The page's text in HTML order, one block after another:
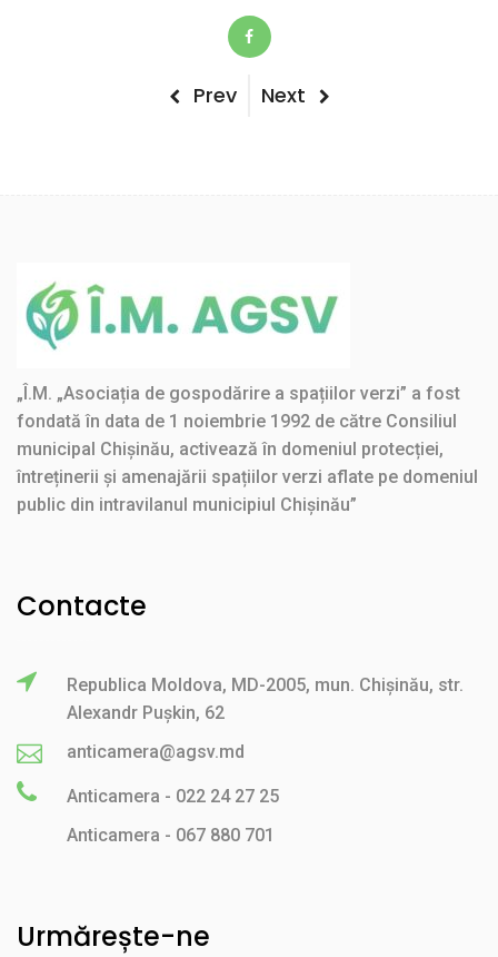
Previous
Prev
Next
Next
„Î.M. „Asociația de gospodărire a spațiilor verzi” a fost
fondată în data de 1 noiembrie 1992 de către Consiliul
municipal Chișinău, activează în domeniul protecției,
întreținerii și amenajării spațiilor verzi aflate pe domeniul
public din intravilanul municipiul Chișinău”
Contacte
Republica Moldova, MD-2005, mun. Chișinău, str.
Alexandr Pușkin, 62
anticamera@agsv.md
Anticamera - 022 24 27 25
Anticamera - 067 880 701
Urmărește-ne